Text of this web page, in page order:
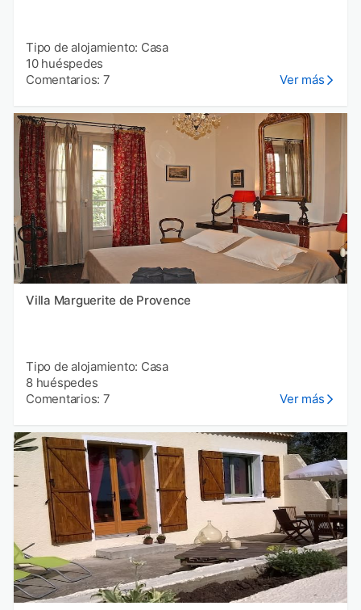
Tipo de alojamiento: Casa
10 huéspedes
Comentarios: 7
Ver más
Villa Marguerite de Provence
Tipo de alojamiento: Casa
8 huéspedes
Comentarios: 7
Ver más